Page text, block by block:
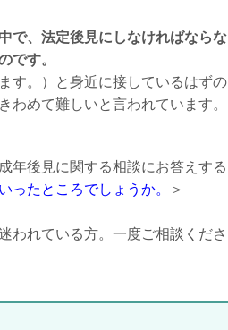
で、法定後見にしなければならな
です。
。）と身近に接しているはずの
わめて難しいと言われています。
後見に関する相談にお答えする
ったところでしょうか。
＞
われている方。一度ご相談くださ